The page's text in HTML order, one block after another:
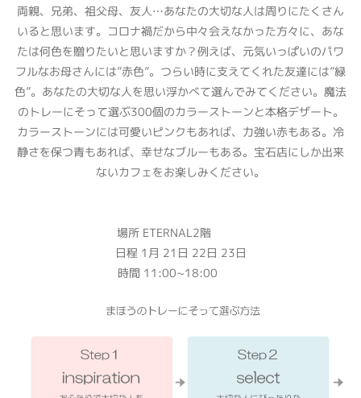
両親、兄弟、祖父母、友人…あなたの大切な人は周りにたくさん
いると思います。コロナ禍だから中々会えなかった方々に、あな
たは何色を贈りたいと思いますか？例えば、元気いっぱいのパワ
フルなお母さんには”赤色”。つらい時に支えてくれた友達には”緑
色”。あなたの大切な人を思い浮かべて選んでみてください。魔法
のトレーにそって選ぶ300個のカラーストーンと本格デザート。
カラーストーンには可愛いピンクもあれば、力強い赤もある。冷
静さを保つ青もあれば、幸せなブルーもある。宝石店にしか出来
ないカフェをお楽しみください。
場所 ETERNAL2階
日程 1月 21日 22日 23日
時間 11:00∼18:00